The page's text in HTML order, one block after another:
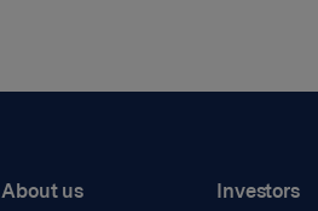
About us
Investors